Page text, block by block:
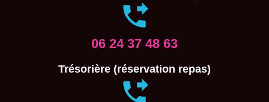
06 24 37 48 63
Trésorière (réservation repas)